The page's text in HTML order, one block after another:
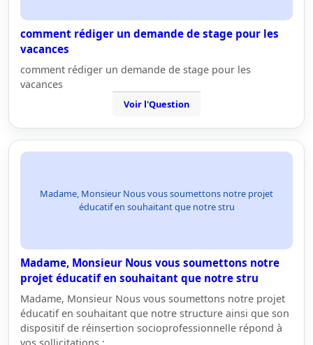
comment rédiger un demande de stage pour les
vacances
comment rédiger un demande de stage pour les
vacances
Voir l'Question
Madame, Monsieur Nous vous soumettons notre projet
éducatif en souhaitant que notre stru
Madame, Monsieur Nous vous soumettons notre
projet éducatif en souhaitant que notre stru
Madame, Monsieur Nous vous soumettons notre projet
éducatif en souhaitant que notre structure ainsi que son
dispositif de réinsertion socioprofessionnelle répond à